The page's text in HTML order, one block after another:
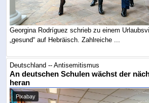
Georgina Rodríguez schrieb zu einem
„gesund“ auf Hebräisch. Zahlreiche ...
Deutschland -- Antisemitismus
An deutschen Schulen wächst der
heran
Pixabay